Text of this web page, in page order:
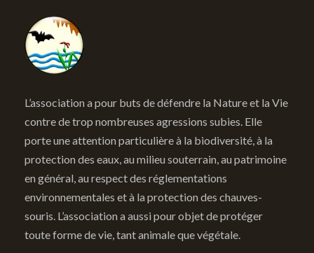
L’association a pour buts de défendre la Nature et la Vie
contre de trop nombreuses agressions subies. Elle
porte une attention particulière à la biodiversité, à la
protection des eaux, au milieu souterrain, au patrimoine
en général, au respect des réglementations
environnementales et à la protection des chauves-
souris. L’association a aussi pour objet de protéger
toute forme de vie, tant animale que végétale.